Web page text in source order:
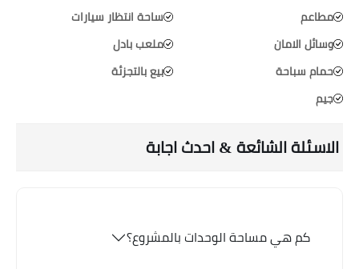
مطاعم
وسائل الامان
حمام سباحة
جيم
ساحة انتظار سيارات
ملعب بادل
بيع بالتجزئة
الاسئلة الشائعة & احدث اجابة
كم هي مساحة الوحدات بالمشروع؟